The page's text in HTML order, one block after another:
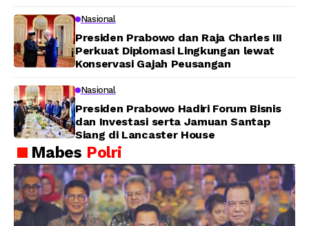
Nasional
Presiden Prabowo dan Raja Charles III
Perkuat Diplomasi Lingkungan lewat
Konservasi Gajah Peusangan
Nasional
Presiden Prabowo Hadiri Forum Bisnis
dan Investasi serta Jamuan Santap
Siang di Lancaster House
Mabes Polri